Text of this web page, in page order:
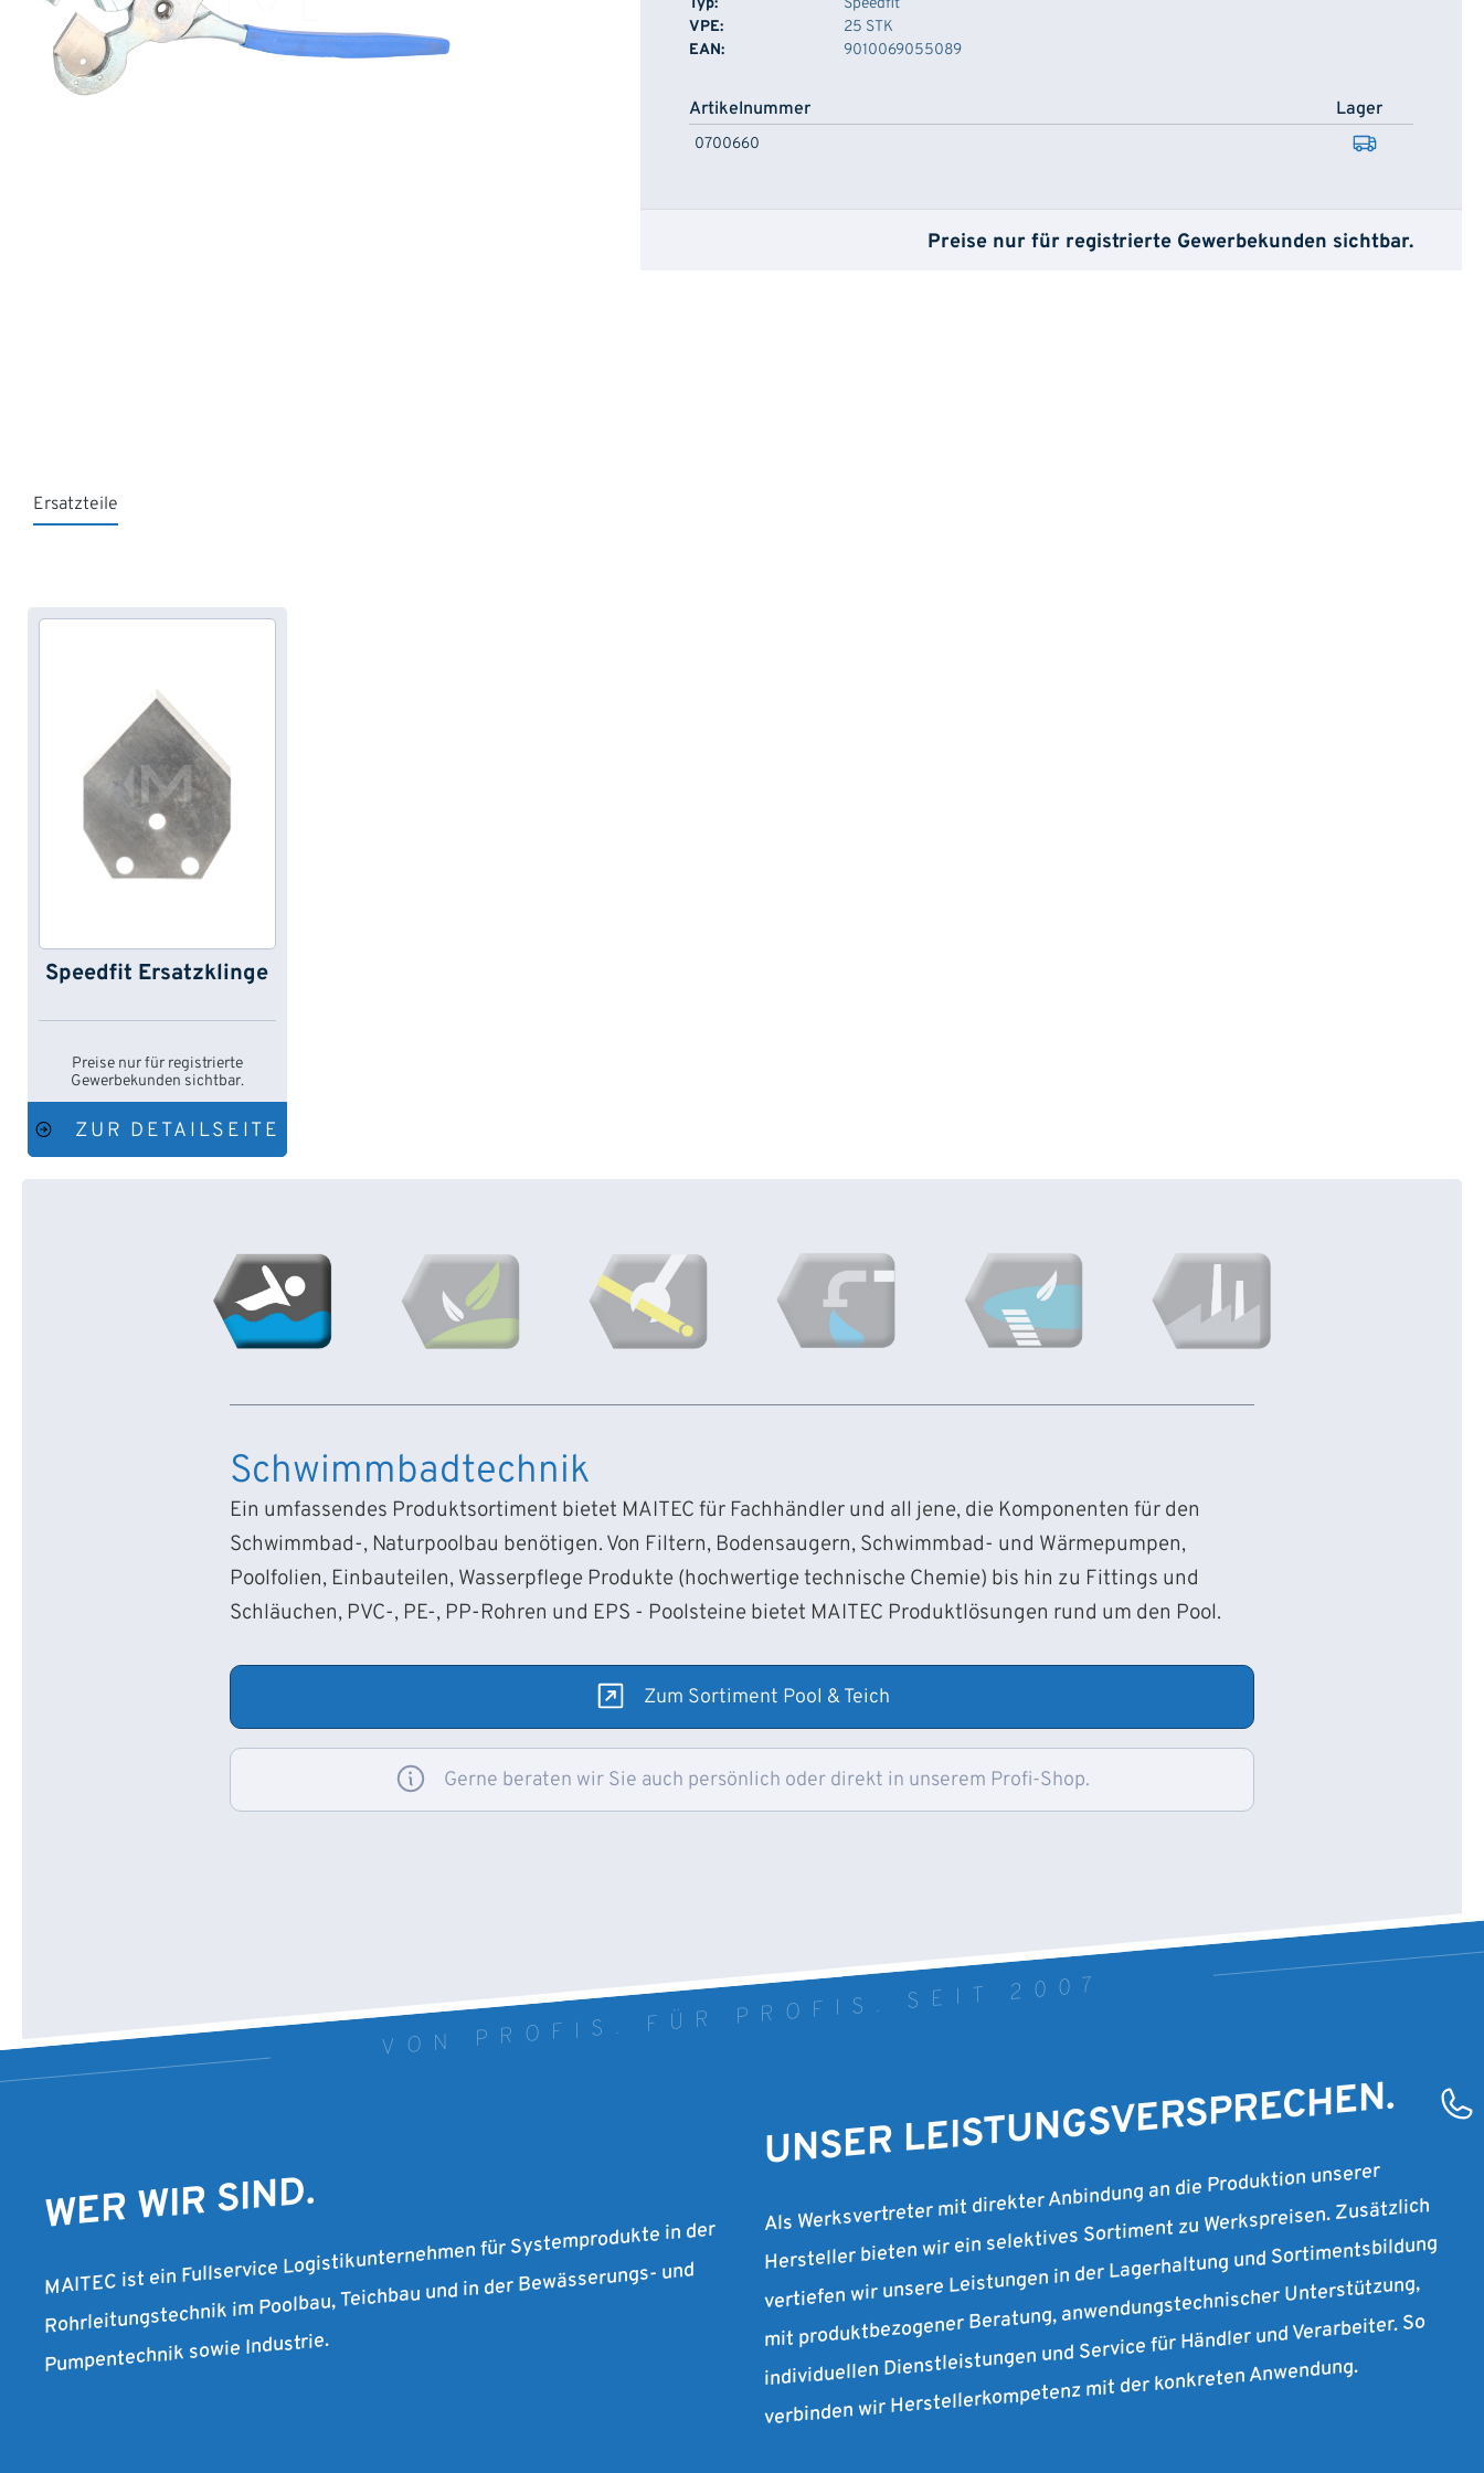
Typ:
Speedfit
VPE:
25 STK
EAN:
9010069055089
Artikelnummer Lager
0700660
Preise nur für registrierte Gewerbekunden sichtbar.
Ersatzteile
Speedfit Ersatzklinge
Preise nur für registrierte
Gewerbekunden sichtbar.
ZUR DETAILSEITE
Schwimmbadtechnik
Ein umfassendes Produktsortiment bietet MAITEC für Fachhändler und all jene, die Komponenten für den
Schwimmbad-, Naturpoolbau benötigen. Von Filtern, Bodensaugern, Schwimmbad- und Wärmepumpen,
Poolfolien, Einbauteilen, Wasserpflege Produkte (hochwertige technische Chemie) bis hin zu Fittings und
Schläuchen, PVC-, PE-, PP-Rohren und EPS - Poolsteine bietet MAITEC Produktlösungen rund um den Pool.
Zum Sortiment Pool & Teich
Gerne beraten wir Sie auch persönlich oder direkt in unserem Profi-Shop.
VON PROFIS. FÜR PROFIS. SEIT 2007
WER WIR SIND.
MAITEC ist ein Fullservice Logistikunternehmen für Systemprodukte in der
Rohrleitungstechnik im Poolbau, Teichbau und in der Bewässerungs- und
Pumpentechnik sowie Industrie.
UNSER LEISTUNGSVERSPRECHEN.
Als Werksvertreter mit direkter Anbindung an die Produktion unserer
Hersteller bieten wir ein selektives Sortiment zu Werkspreisen. Zusätzlich
vertiefen wir unsere Leistungen in der Lagerhaltung und Sortimentsbildung
mit produktbezogener Beratung, anwendungstechnischer Unterstützung,
individuellen Dienstleistungen und Service für Händler und Verarbeiter. So
verbinden wir Herstellerkompetenz mit der konkreten Anwendung.